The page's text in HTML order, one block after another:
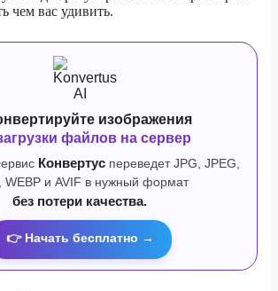
чем вас удивить.
изображения
файлов на сервер
Конвертуспереведет JPG, JPEG,
WEBP и AVIF в нужный формат
без потери качества.
👉 Начать бесплатно →